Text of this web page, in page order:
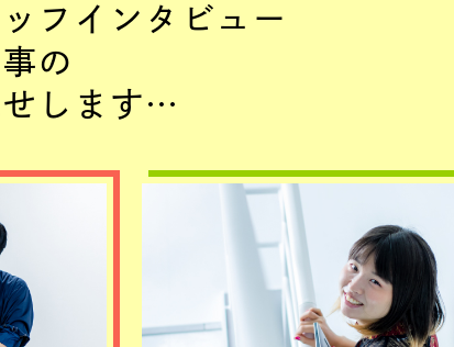
フインタビュー
の
せします…